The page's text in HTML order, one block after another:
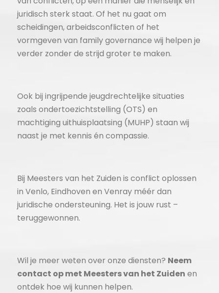
juridisch sterk staat. Of het nu gaat om
scheidingen, arbeidsconflicten of het
vormgeven van family governance wij helpen je
verder zonder de strijd groter te maken.
Ook bij ingrijpende jeugdrechtelijke situaties
zoals ondertoezichtstelling (OTS) en
machtiging uithuisplaatsing (MUHP) staan wij
naast je met kennis én compassie.
Bij Meesters van het Zuiden is conflict oplossen
in Venlo, Eindhoven en Venray méér dan
juridische ondersteuning. Het is jouw rust –
teruggewonnen.
Wil je meer weten over onze diensten? Neem
contact op met Meesters van het Zuiden en
ontdek hoe wij kunnen helpen.